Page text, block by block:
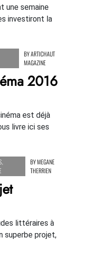
une semaine
investiront la
BYARTICHAUT
MAGAZINE
2016
est déjà
livre ici ses
BYMEGANE
THERRIEN
littéraires à
superbe projet,